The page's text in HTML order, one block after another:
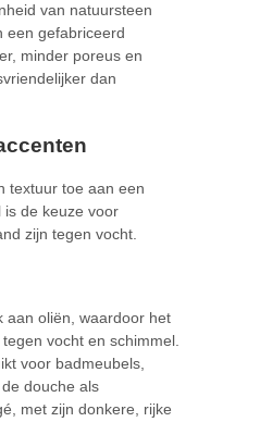
van natuursteen
een gefabriceerd
minder poreus en
dan
textuur toe aan een
is de keuze voor
zijn tegen vocht.
aan oliën, waardoor het
vocht en schimmel.
voor badmeubels,
douche als
met zijn donkere, rijke